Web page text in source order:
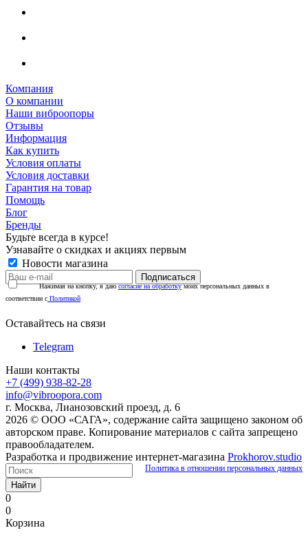
Компания
О компании
Наши виброопоры
Отзывы
Информация
Как купить
Условия оплаты
Условия доставки
Гарантия на товар
Помощь
Блог
Бренды
Будьте всегда в курсе!
Узнавайте о скидках и акциях первым
Новости магазина
Нажимая на кнопку, я даюсогласие на обработкумоих персональных данных в
соответствии с Политикой
Оставайтесь на связи
Telegram
Наши контакты
+7 (499) 938-82-28
info@vibroopora.com
г. Москва, Лианозовский проезд, д. 6
2026 © ООО «САГА», содержание сайта защищено законом об
авторском праве. Копирование материалов с сайта запрещено
правообладателем.
Разработка и продвижение интернет-магазина Prokhorov.studio
Политика в отношении персональных данных
Найти
0
0
Корзина